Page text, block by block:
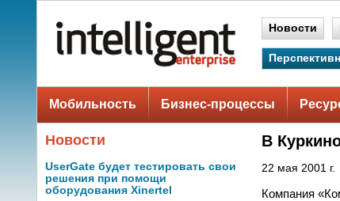
Новости
Мобильность Бизнес-процессы
Новости
UserGate будет тестировать свои
решения при помощи
оборудования Xinertel
В
22 мая 2001 г.
Компания